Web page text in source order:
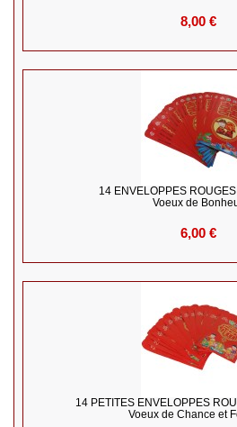
8,00 €
14 ENVELOPPES
Voeux de
6,00 €
14 PETITES ENVELOPPES
Voeux de Chance et